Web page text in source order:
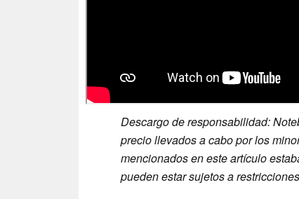
Descargo de responsabilidad:
precio llevados a cabo por los
mencionados en este artículo
pueden estar sujetos a